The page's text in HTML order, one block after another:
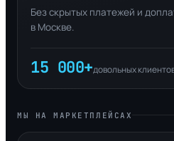
Без скрытых платежей и
в Москве.
15 000+довольных
МЫ НА МАРКЕТПЛЕЙСАХ